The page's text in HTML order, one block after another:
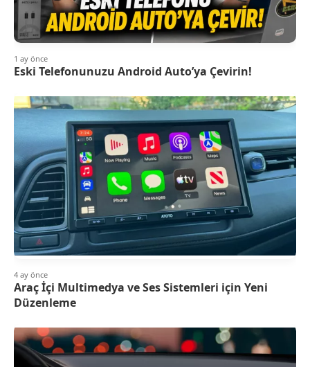
1 ay önce
Eski Telefonunuzu Android Auto’ya Çevirin!
4 ay önce
Araç İçi Multimedya ve Ses Sistemleri için Yeni
Düzenleme